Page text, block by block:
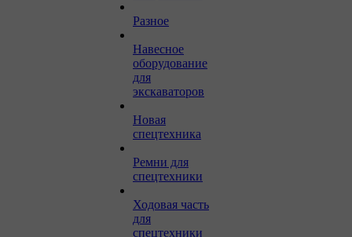
Разное
Навесное
оборудование
для
экскаваторов
Новая
спецтехника
Ремни для
спецтехники
Ходовая часть
для
спецтехники